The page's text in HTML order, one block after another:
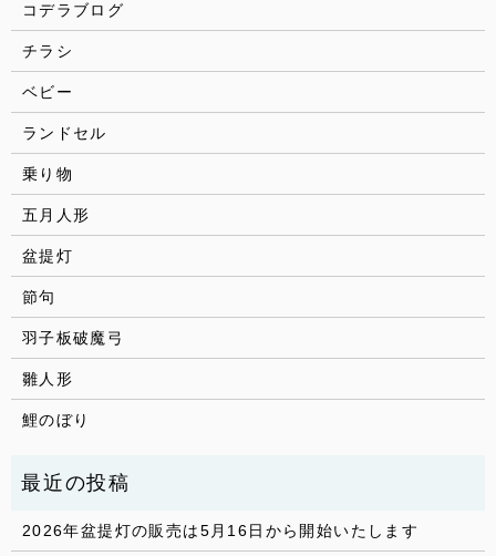
コデラブログ
チラシ
ベビー
ランドセル
乗り物
五月人形
盆提灯
節句
羽子板破魔弓
雛人形
鯉のぼり
2026年盆提灯の販売は5月16日から開始いたします